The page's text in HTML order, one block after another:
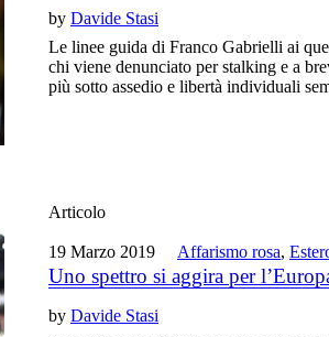
byDavide Stasi
Le linee guida di Franco Gabrielli ai
chi viene denunciato per stalking e a
più sotto assedio e libertà individuali
Articolo
19 Marzo 2019 Affarismo rosa,
Uno spettro si aggira per
byDavide Stasi